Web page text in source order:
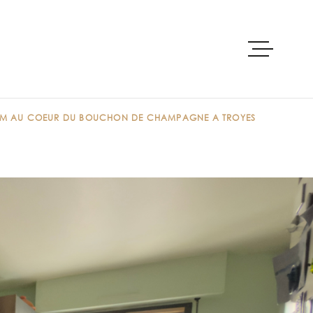
PRE-
LOUER
AU COEUR DU BOUCHON DE CHAMPAGNE A TROYES